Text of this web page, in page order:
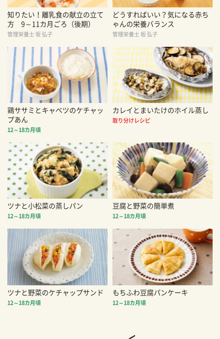
知りたい！離乳食の献立の立て
方 9～11カ月ごろ（後期）
管理栄養士 坂 弘子
どうすればいい？気になる赤ち
ゃんの栄養バランス
管理栄養士 坂 弘子
鶏ササミとキャベツのケチャッ
プあん
12～18カ月頃
カレイとまいたけのホイル蒸し
取り分けレシピ
ツナと小松菜の蒸しパン
12～18カ月頃
豆腐と野菜の簡単煮
12～18カ月頃
ツナと野菜のケチャップサンド
12～18カ月頃
もちふわ豆腐パンケーキ
12～18カ月頃